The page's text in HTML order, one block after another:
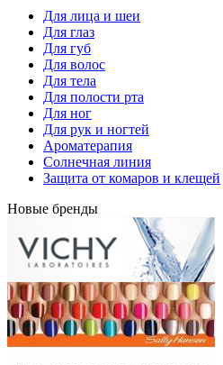
Для лица и шеи
Для глаз
Для губ
Для волос
Для тела
Для полости рта
Для ног
Для рук и ногтей
Ароматерапия
Солнечная линия
Защита от комаров и клещей
Новые бренды